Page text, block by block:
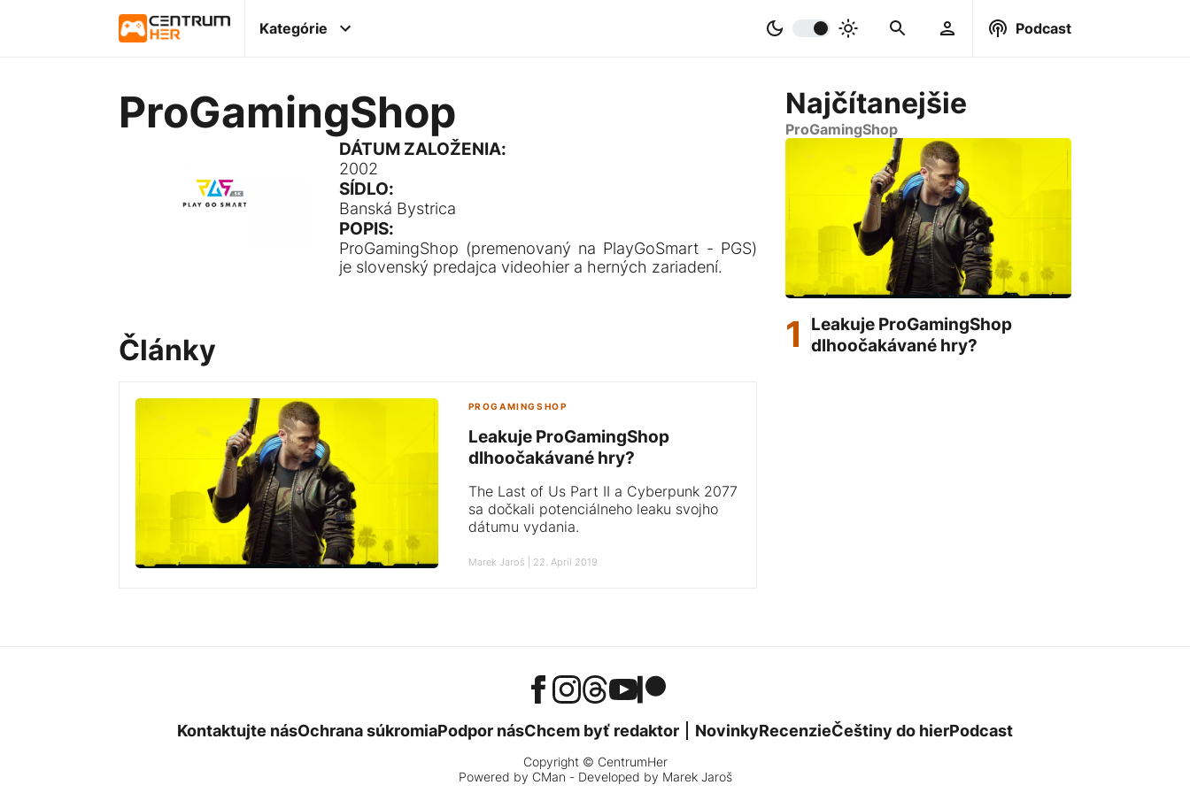
Kategórie Podcast
ProGamingShop
DÁTUM ZALOŽENIA:
2002
SÍDLO:
Banská Bystrica
POPIS:
ProGamingShop (premenovaný na PlayGoSmart - PGS)
je slovenský predajca videohier a herných zariadení.
Články
PROGAMINGSHOP
Leakuje ProGamingShop
dlhoočakávané hry?
The Last of Us Part II a Cyberpunk 2077
sa dočkali potenciálneho leaku svojho
dátumu vydania.
Marek Jaroš | 22. Apríl 2019
Najčítanejšie
ProGamingShop
Leakuje ProGamingShop
dlhoočakávané hry?
Kontaktujte násOchrana súkromiaPodpor násChcem byť redaktor NovinkyRecenzieČeštiny do hierPodcast
Copyright © CentrumHer
Powered by CMan - Developed by Marek Jaroš